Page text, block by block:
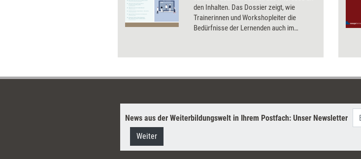
den Inhalten. Das Dossier zeigt, wie
Trainerinnen und Workshopleiter die
Bedürfnisse der Lernenden auch im
News aus der Weiterbildungswelt in Ihrem Postfach: Unser Newsletter
Weiter